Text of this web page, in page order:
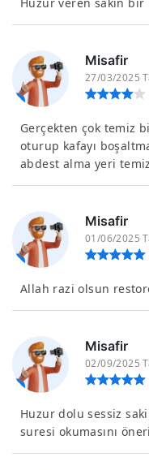
Misafir
27/03/2025
Gerçekten çok temiz
oturup kafayı
abdest alma yeri temiz
Misafir
01/06/2025
Allah razi olsun
Misafir
02/09/2025
Huzur dolu sessiz
suresi okumasını